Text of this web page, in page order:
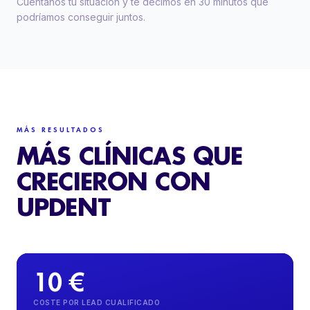
podríamos conseguir juntos.
MÁS RESULTADOS
MÁS CLÍNICAS QUE
CRECIERON CON
UPDENT
10 €
COSTE POR LEAD CUALIFICADO